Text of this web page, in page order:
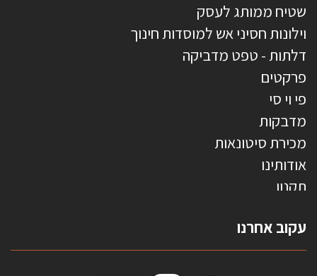
שטיח ממותג לעסק
וילונות חסיני אש למוסדות חינוך
דלתות - טפט מדביקה
פרקטים
פי וי סי
מדבקות
מכירת סיטונאות
אודותינו
תקנון
טפטים משולשים
וילונות חסיני אש
עקוב אחרנו